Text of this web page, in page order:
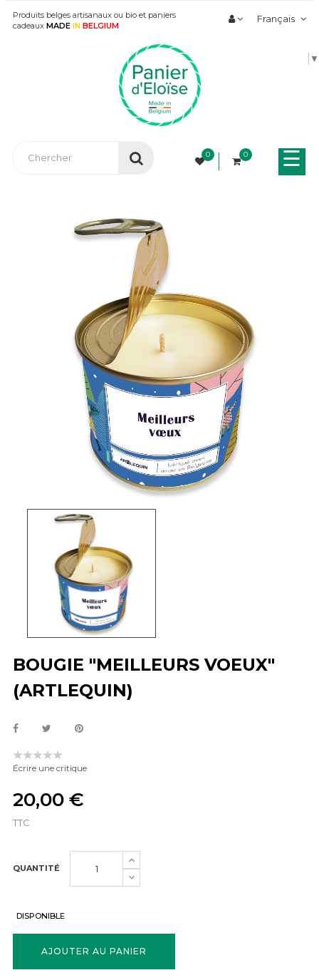
Produits belges artisanaux ou bio et paniers
cadeaux MADE IN BELGIUM
Français
▼
0 0
la
☰
BOUGIE "MEILLEURS VOEUX"
(ARTLEQUIN)
Écrire une critique
20,00 €
TTC
QUANTITÉ
DISPONIBLE
AJOUTER AU PANIER